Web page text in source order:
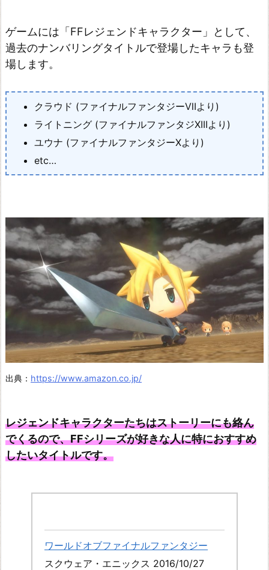
ゲームには「FFレジェンドキャラクター」として、
過去のナンバリングタイトルで登場したキャラも登
場します。
クラウド (ファイナルファンタジーⅦより)
ライトニング (ファイナルファンタジXIIIより)
ユウナ (ファイナルファンタジーⅩより)
etc…
出典： https://www.amazon.co.jp/
レジェンドキャラクターたちはストーリーにも絡ん
でくるので、FFシリーズが好きな人に特におすすめ
したいタイトルです。
ワールドオブファイナルファンタジー
スクウェア・エニックス 2016/10/27